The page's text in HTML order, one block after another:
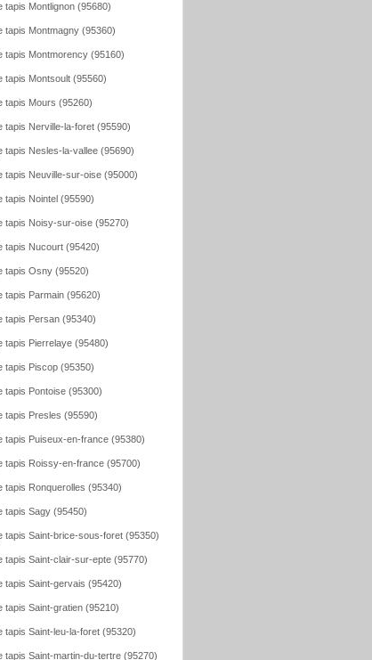
tapis Montlignon (95680)
tapis Montmagny (95360)
tapis Montmorency (95160)
tapis Montsoult (95560)
tapis Mours (95260)
tapis Nerville-la-foret (95590)
tapis Nesles-la-vallee (95690)
tapis Neuville-sur-oise (95000)
tapis Nointel (95590)
tapis Noisy-sur-oise (95270)
tapis Nucourt (95420)
tapis Osny (95520)
tapis Parmain (95620)
tapis Persan (95340)
tapis Pierrelaye (95480)
tapis Piscop (95350)
tapis Pontoise (95300)
tapis Presles (95590)
tapis Puiseux-en-france (95380)
tapis Roissy-en-france (95700)
tapis Ronquerolles (95340)
tapis Sagy (95450)
tapis Saint-brice-sous-foret (95350)
tapis Saint-clair-sur-epte (95770)
tapis Saint-gervais (95420)
tapis Saint-gratien (95210)
tapis Saint-leu-la-foret (95320)
tapis Saint-martin-du-tertre (95270)